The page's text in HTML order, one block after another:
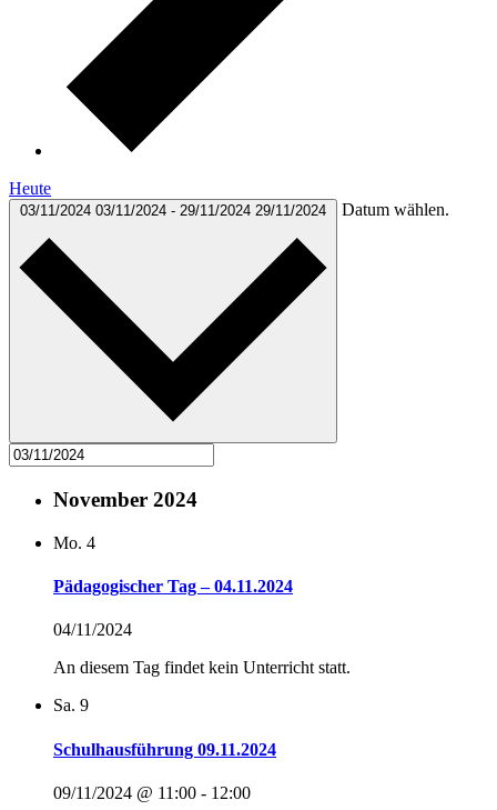
Heute
03/11/2024 03/11/2024 - 29/11/2024 29/11/2024 Datum wählen.
November 2024
Mo. 4
Pädagogischer Tag – 04.11.2024
04/11/2024
An diesem Tag findet kein Unterricht statt.
Sa. 9
Schulhausführung 09.11.2024
09/11/2024 @ 11:00 - 12:00